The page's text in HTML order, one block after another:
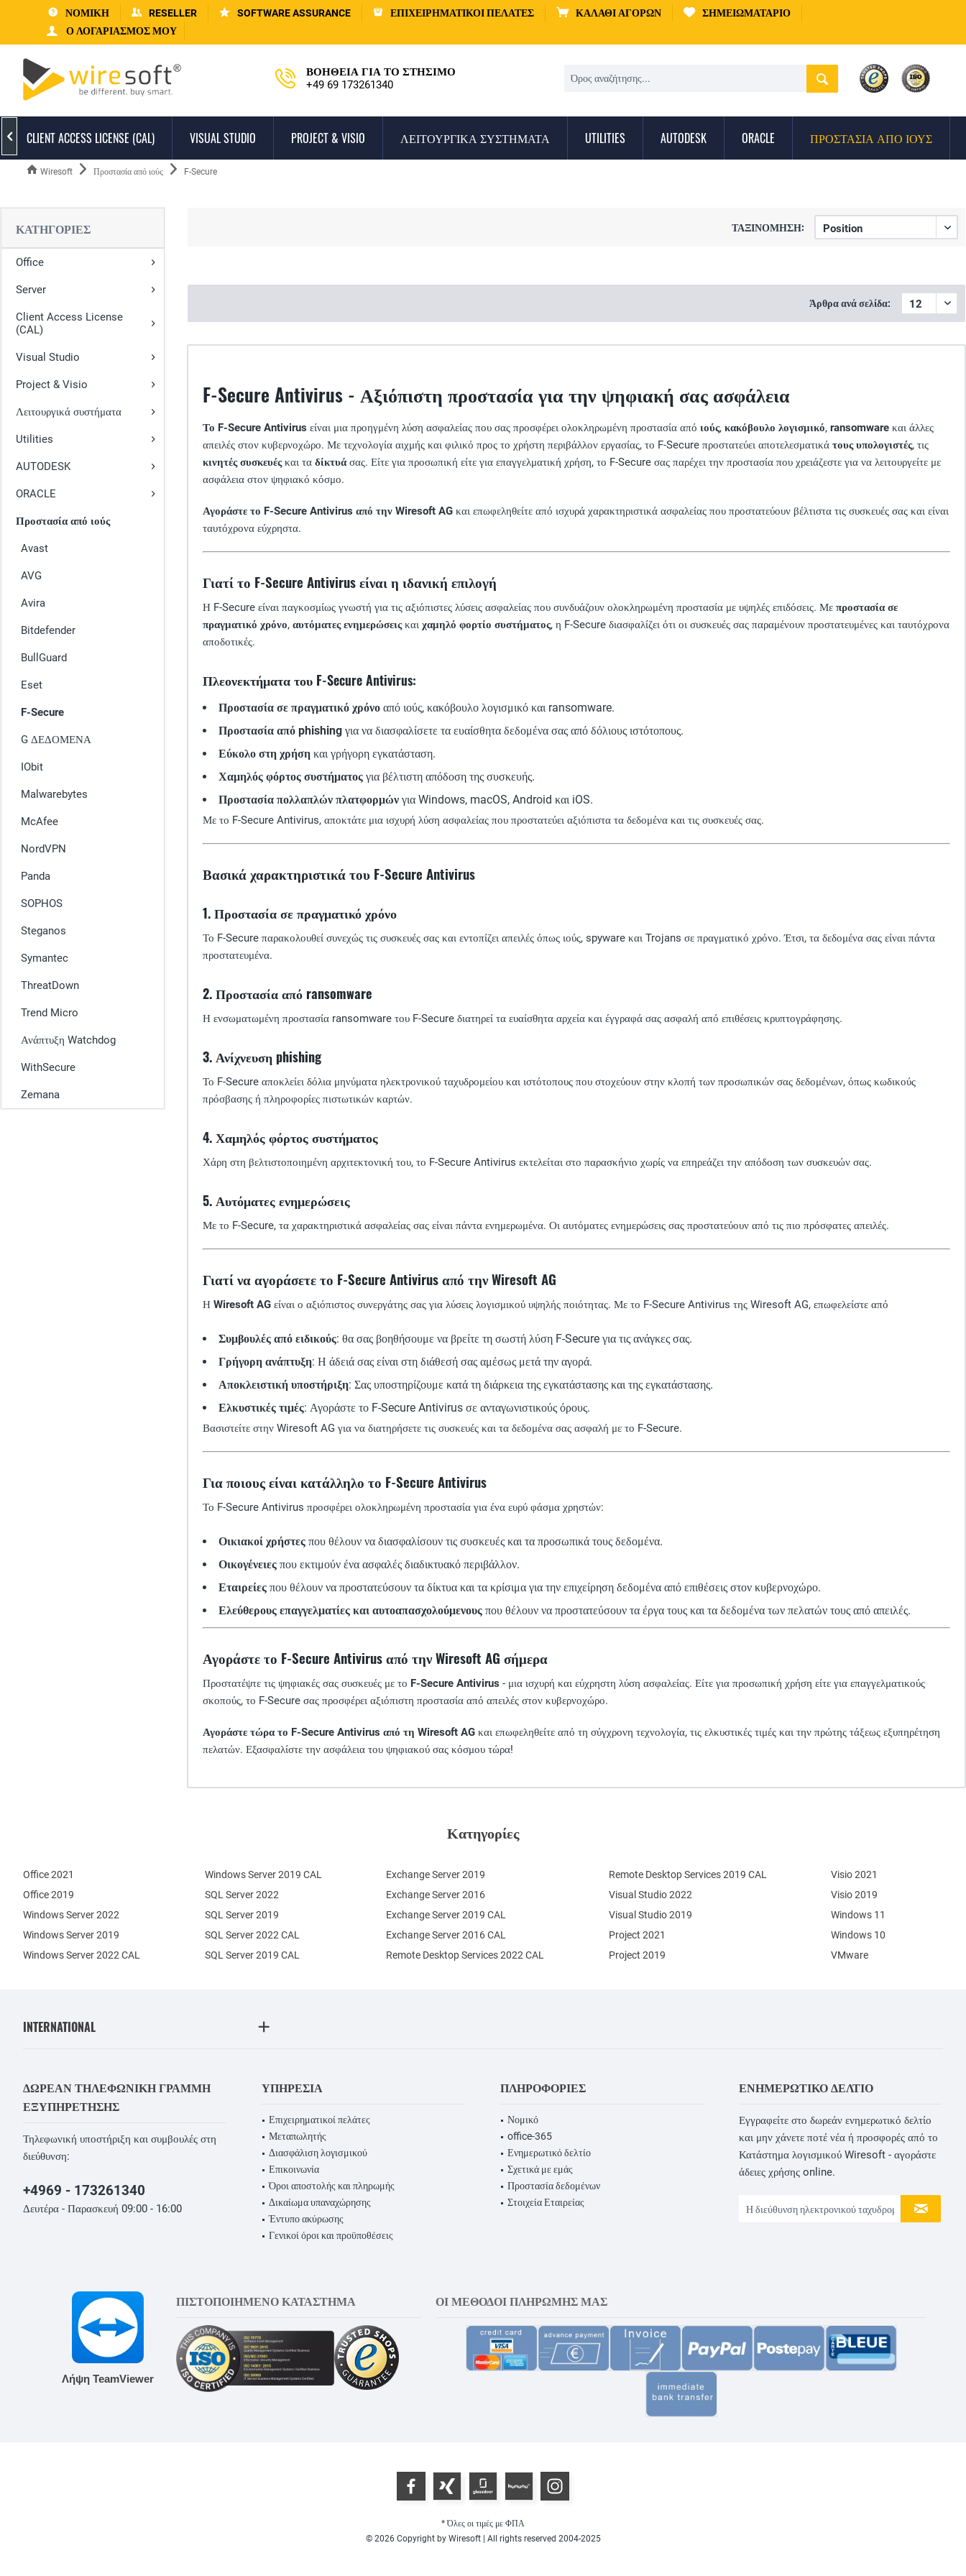
ΝΟΜΙΚΗ RESELLER SOFTWARE ASSURANCE ΕΠΙΧΕΙΡΗΜΑΤΙΚΟΊ ΠΕΛΆΤΕΣ ΚΑΛΆΘΙ ΑΓΟΡΏΝ
ΣΗΜΕΙΩΜΑΤΆΡΙΟ
Ο ΛΟΓΑΡΙΑΣΜΌΣ ΜΟΥ
ΒΟΉΘΕΙΑ ΓΙΑ ΤΟ ΣΤΉΣΙΜΟ
+49 69 173261340
CLIENT ACCESS LICENSE (CAL) VISUAL STUDIO PROJECT & VISIO ΛΕΙΤΟΥΡΓΙΚΆ ΣΥΣΤΉΜΑΤΑ UTILITIES AUTODESK ORACLE ΠΡΟΣΤΑΣΊΑ ΑΠΌ ΙΟΎΣ

Wiresoft Προστασία από ιούς F-Secure
ΚΑΤΗΓΟΡΊΕΣ
Office
Server
Client Access License
(CAL)
Visual Studio
Project & Visio
Λειτουργικά συστήματα
Utilities
AUTODESK
ORACLE
Προστασία από ιούς
Avast
AVG
Avira
Bitdefender
BullGuard
Eset
F-Secure
G ΔΕΔΟΜΕΝΑ
IObit
Malwarebytes
McAfee
NordVPN
Panda
SOPHOS
Steganos
Symantec
ThreatDown
Trend Micro
Ανάπτυξη Watchdog
WithSecure
Zemana
ΤΑΞΙΝΌΜΗΣΗ:
Άρθρα ανά σελίδα:
F-Secure Antivirus - Αξιόπιστη προστασία για την ψηφιακή σας ασφάλεια
Το F-Secure Antivirus είναι μια προηγμένη λύση ασφαλείας που σας προσφέρει ολοκληρωμένη προστασία από ιούς, κακόβουλο λογισμικό, ransomware και άλλες
απειλές στον κυβερνοχώρο. Με τεχνολογία αιχμής και φιλικό προς το χρήστη περιβάλλον εργασίας, το F-Secure προστατεύει αποτελεσματικά τους υπολογιστές, τις
κινητές συσκευέςκαι τα δίκτυάσας. Είτε για προσωπική είτε για επαγγελματική χρήση, το F-Secure σας παρέχει την προστασία που χρειάζεστε για να λειτουργείτε με
ασφάλεια στον ψηφιακό κόσμο.
Αγοράστε το F-Secure Antivirus από την Wiresoft AG και επωφεληθείτε από ισχυρά χαρακτηριστικά ασφαλείας που προστατεύουν βέλτιστα τις συσκευές σας και είναι
ταυτόχρονα εύχρηστα.
Γιατί το F-Secure Antivirus είναι η ιδανική επιλογή
Η F-Secure είναι παγκοσμίως γνωστή για τις αξιόπιστες λύσεις ασφαλείας που συνδυάζουν ολοκληρωμένη προστασία με υψηλές επιδόσεις. Με προστασία σε
πραγματικό χρόνο, αυτόματες ενημερώσειςκαι χαμηλό φορτίο συστήματος, η F-Secure διασφαλίζει ότι οι συσκευές σας παραμένουν προστατευμένες και ταυτόχρονα
αποδοτικές.
Πλεονεκτήματα του F-Secure Antivirus:
Προστασία σε πραγματικό χρόνο από ιούς, κακόβουλο λογισμικό και ransomware.
Προστασία από phishing για να διασφαλίσετε τα ευαίσθητα δεδομένα σας από δόλιους ιστότοπους.
Εύκολο στη χρήση και γρήγορη εγκατάσταση.
Χαμηλός φόρτος συστήματος για βέλτιστη απόδοση της συσκευής.
Προστασία πολλαπλών πλατφορμών για Windows, macOS, Android και iOS.
Με το F-Secure Antivirus, αποκτάτε μια ισχυρή λύση ασφαλείας που προστατεύει αξιόπιστα τα δεδομένα και τις συσκευές σας.
Βασικά χαρακτηριστικά του F-Secure Antivirus
1. Προστασία σε πραγματικό χρόνο
Το F-Secure παρακολουθεί συνεχώς τις συσκευές σας και εντοπίζει απειλές όπως ιούς, spyware και Trojans σε πραγματικό χρόνο. Έτσι, τα δεδομένα σας είναι πάντα
προστατευμένα.
2. Προστασία από ransomware
Η ενσωματωμένη προστασία ransomware του F-Secure διατηρεί τα ευαίσθητα αρχεία και έγγραφά σας ασφαλή από επιθέσεις κρυπτογράφησης.
3. Ανίχνευση phishing
Το F-Secure αποκλείει δόλια μηνύματα ηλεκτρονικού ταχυδρομείου και ιστότοπους που στοχεύουν στην κλοπή των προσωπικών σας δεδομένων, όπως κωδικούς
πρόσβασης ή πληροφορίες πιστωτικών καρτών.
4. Χαμηλός φόρτος συστήματος
Χάρη στη βελτιστοποιημένη αρχιτεκτονική του, το F-Secure Antivirus εκτελείται στο παρασκήνιο χωρίς να επηρεάζει την απόδοση των συσκευών σας.
5. Αυτόματες ενημερώσεις
Με το F-Secure, τα χαρακτηριστικά ασφαλείας σας είναι πάντα ενημερωμένα. Οι αυτόματες ενημερώσεις σας προστατεύουν από τις πιο πρόσφατες απειλές.
Γιατί να αγοράσετε το F-Secure Antivirus από την Wiresoft AG
Η Wiresoft AG είναι ο αξιόπιστος συνεργάτης σας για λύσεις λογισμικού υψηλής ποιότητας. Με το F-Secure Antivirus της Wiresoft AG, επωφελείστε από
Συμβουλές από ειδικούς: θα σας βοηθήσουμε να βρείτε τη σωστή λύση F-Secure για τις ανάγκες σας.
Γρήγορη ανάπτυξη: Η άδειά σας είναι στη διάθεσή σας αμέσως μετά την αγορά.
Αποκλειστική υποστήριξη: Σας υποστηρίζουμε κατά τη διάρκεια της εγκατάστασης και της εγκατάστασης.
Ελκυστικές τιμές: Αγοράστε το F-Secure Antivirus σε ανταγωνιστικούς όρους.
Βασιστείτε στην Wiresoft AG για να διατηρήσετε τις συσκευές και τα δεδομένα σας ασφαλή με το F-Secure.
Για ποιους είναι κατάλληλο το F-Secure Antivirus
Το F-Secure Antivirus προσφέρει ολοκληρωμένη προστασία για ένα ευρύ φάσμα χρηστών:
Οικιακοί χρήστες που θέλουν να διασφαλίσουν τις συσκευές και τα προσωπικά τους δεδομένα.
Οικογένειες που εκτιμούν ένα ασφαλές διαδικτυακό περιβάλλον.
Εταιρείες που θέλουν να προστατεύσουν τα δίκτυα και τα κρίσιμα για την επιχείρηση δεδομένα από επιθέσεις στον κυβερνοχώρο.
Ελεύθερους επαγγελματίες και αυτοαπασχολούμενους που θέλουν να προστατεύσουν τα έργα τους και τα δεδομένα των πελατών τους από απειλές.
Αγοράστε το F-Secure Antivirus από την Wiresoft AG σήμερα
Προστατέψτε τις ψηφιακές σας συσκευές με το F-Secure Antivirus - μια ισχυρή και εύχρηστη λύση ασφαλείας. Είτε για προσωπική χρήση είτε για επαγγελματικούς
σκοπούς, το F-Secure σας προσφέρει αξιόπιστη προστασία από απειλές στον κυβερνοχώρο.
Αγοράστε τώρα το F-Secure Antivirus από τη Wiresoft AG και επωφεληθείτε από τη σύγχρονη τεχνολογία, τις ελκυστικές τιμές και την πρώτης τάξεως εξυπηρέτηση
πελατών. Εξασφαλίστε την ασφάλεια του ψηφιακού σας κόσμου τώρα!
Κατηγορίες
Office 2021
Office 2019
Windows Server 2022
Windows Server 2019
Exchange Server 2019
Exchange Server 2016
SQL Server 2022
SQL Server 2019
Windows Server 2022 CAL
Windows Server 2019 CAL
SQL Server 2022 CAL
SQL Server 2019 CAL
Remote Desktop Services 2022 CAL
Remote Desktop Services 2019 CAL
Exchange Server 2019 CAL
Exchange Server 2016 CAL
Visual Studio 2022
Visual Studio 2019
Project 2021
Project 2019
Visio 2021
Visio 2019
Windows 11
Windows 10
VMware
INTERNATIONAL
ΔΩΡΕΆΝ ΤΗΛΕΦΩΝΙΚΉ ΓΡΑΜΜΉ
ΕΞΥΠΗΡΈΤΗΣΗΣ
Τηλεφωνική υποστήριξη και συμβουλές στη
διεύθυνση:
+4969 - 173261340
Δευτέρα - Παρασκευή 09:00 - 16:00
ΥΠΗΡΕΣΊΑ
Επιχειρηματικοί πελάτες
Μεταπωλητής
Διασφάλιση λογισμικού
Επικοινωνία
Όροι αποστολής και πληρωμής
Δικαίωμα υπαναχώρησης
Έντυπο ακύρωσης
Γενικοί όροι και προϋποθέσεις
ΠΛΗΡΟΦΟΡΊΕΣ
Νομικό
office-365
Ενημερωτικό δελτίο
Σχετικά με εμάς
Προστασία δεδομένων
Στοιχεία Εταιρείας
ΕΝΗΜΕΡΩΤΙΚΌ ΔΕΛΤΊΟ
Εγγραφείτε στο δωρεάν ενημερωτικό δελτίο
και μην χάνετε ποτέ νέα ή προσφορές από το
Κατάστημα λογισμικού Wiresoft - αγοράστε
άδειες χρήσης online.
Λήψη TeamViewer
ΠΙΣΤΟΠΟΙΗΜΕΝΟ ΚΑΤΑΣΤΗΜΑ ΟΙ ΜΈΘΟΔΟΙ ΠΛΗΡΩΜΉΣ ΜΑΣ
* Όλες οι τιμές με ΦΠΑ
© 2026 Copyright by Wiresoft | All rights reserved 2004-2025